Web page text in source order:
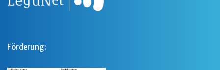
Förderung: